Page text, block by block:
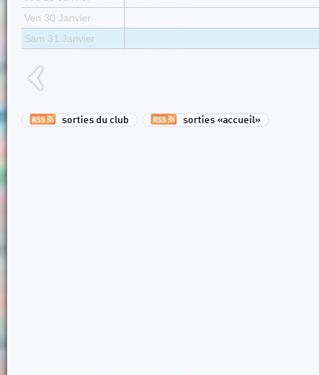
Ven 30 Janvier
Sam 31 Janvier
sorties du club sorties «accueil»